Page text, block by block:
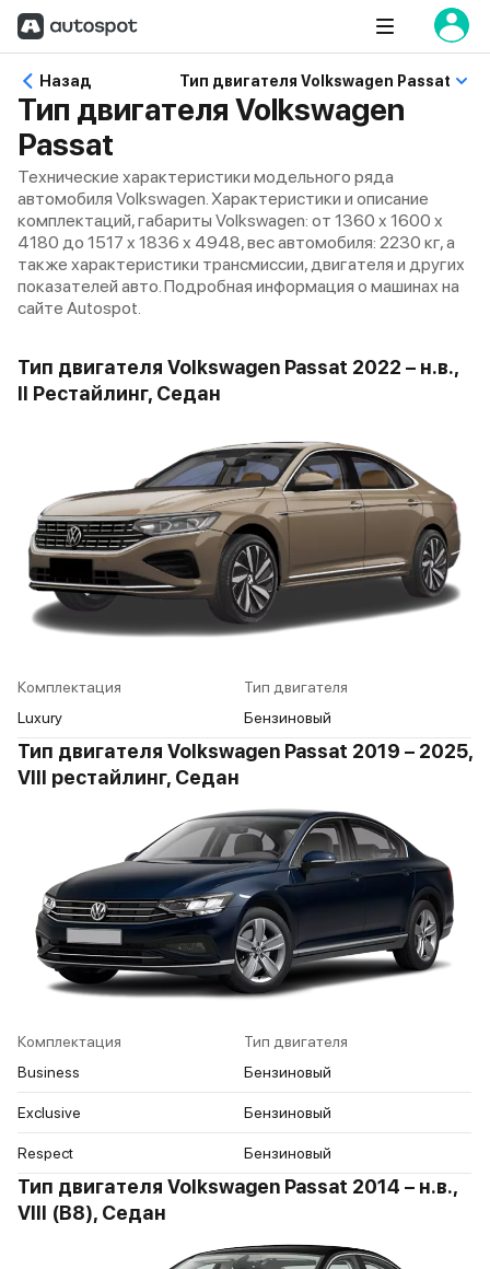
Назад Тип двигателя Volkswagen Passat
Тип двигателя Volkswagen
Passat
Технические характеристики модельного ряда
автомобиля Volkswagen. Характеристики и описание
комплектаций, габариты Volkswagen: от 1360 x 1600 x
4180 до 1517 x 1836 x 4948, вес автомобиля: 2230 кг, а
также характеристики трансмиссии, двигателя и других
показателей авто. Подробная информация о машинах на
сайте Autospot.
Тип двигателя Volkswagen Passat 2022 – н.в.,
II Рестайлинг, Седан
Комплектация
Тип двигателя
Luxury
Бензиновый
Тип двигателя Volkswagen Passat 2019 – 2025,
VIII рестайлинг, Седан
Комплектация
Тип двигателя
Business
Бензиновый
Exclusive Бензиновый
Respect Бензиновый
Тип двигателя Volkswagen Passat 2014 – н.в.,
VIII (B8), Седан